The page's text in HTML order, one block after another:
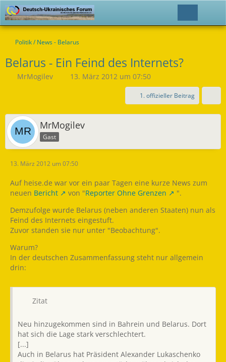
Politik / News - Belarus
Belarus - Ein Feind des Internets?
MrMogilev 13. März 2012 um 07:50
1. offizieller Beitrag
MrMogilev
Gast
13. März 2012 um 07:50
Auf heise.de war vor ein paar Tagen eine kurze News zum
neuen Bericht von "Reporter Ohne Grenzen
".
Demzufolge wurde Belarus (neben anderen Staaten) nun als
Feind des Internets eingestuft.
Zuvor standen sie nur unter "Beobachtung".
Warum?
In der deutschen Zusammenfassung steht nur allgemein
drin:
Zitat
Neu hinzugekommen sind in Bahrein und Belarus. Dort
hat sich die Lage stark verschlechtert.
[...]
Auch in Belarus hat Präsident Alexander Lukaschenko